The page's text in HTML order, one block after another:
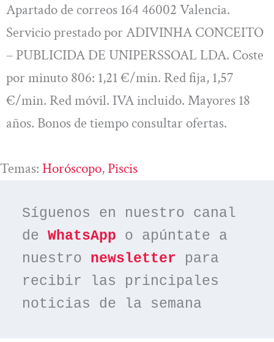
Apartado de correos 164 46002 Valencia.
Servicio prestado por ADIVINHA CONCEITO
– PUBLICIDA DE UNIPERSSOAL LDA. Coste
por minuto 806: 1,21 €/min. Red fija, 1,57
€/min. Red móvil. IVA incluido. Mayores 18
años. Bonos de tiempo consultar ofertas.
Temas: Horóscopo, Piscis
Síguenos en nuestro canal
de WhatsApp o apúntate a
nuestro newsletter para
recibir las principales
noticias de la semana